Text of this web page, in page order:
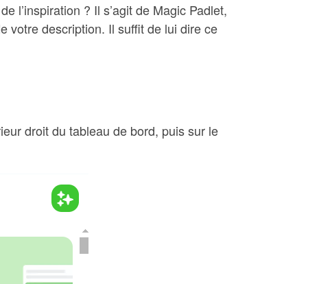
l’inspiration ? Il s’agit de Magic Padlet,
votre description. Il suffit de lui dire ce
droit du tableau de bord, puis sur le